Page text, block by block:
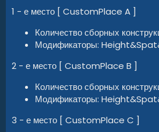
и
1 - е место [ CustomPlace A ]
Количество сборных
Модификаторы:
2 - е место [ CustomPlace B ]
Количество сборных
Модификаторы:
3 - е место [ CustomPlace C ]